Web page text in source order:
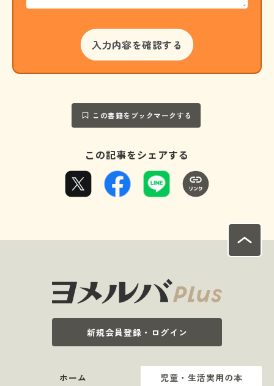
この書籍をブックマークする
この記事をシェアする
新規会員登録・ログイン
ホーム
児童・生活実用の本